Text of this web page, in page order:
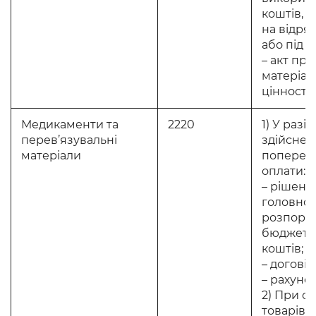
коштів,
на
або під
– акт
Медикаменти та
перев’язувальні
матеріали
2220
1) У разі
оплати:
–
коштів;
– договір;
–
2) При
товарів,